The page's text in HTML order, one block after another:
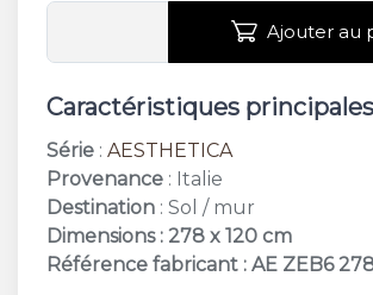
Ajouter au
Caractéristiques principales
Série : AESTHETICA
Provenance : Italie
Destination : Sol / mur
Dimensions : 278 x 120 cm
Référence fabricant : AE ZEB6